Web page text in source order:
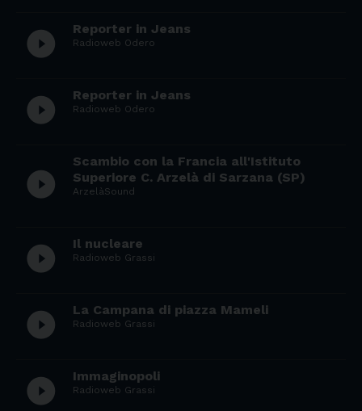
play_circle_filled Reporter in Jeans
Radioweb Odero
play_circle_filled Reporter in Jeans
Radioweb Odero
play_circle_filled
Scambio con la Francia all'Istituto
Superiore C. Arzelà di Sarzana (SP)
ArzelàSound
play_circle_filled Il nucleare
Radioweb Grassi
play_circle_filled La Campana di piazza Mameli
Radioweb Grassi
play_circle_filled Immaginopoli
Radioweb Grassi